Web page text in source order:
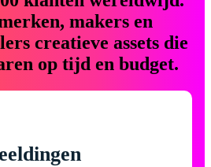
makers en
creatieve assets die
op tijd en budget.